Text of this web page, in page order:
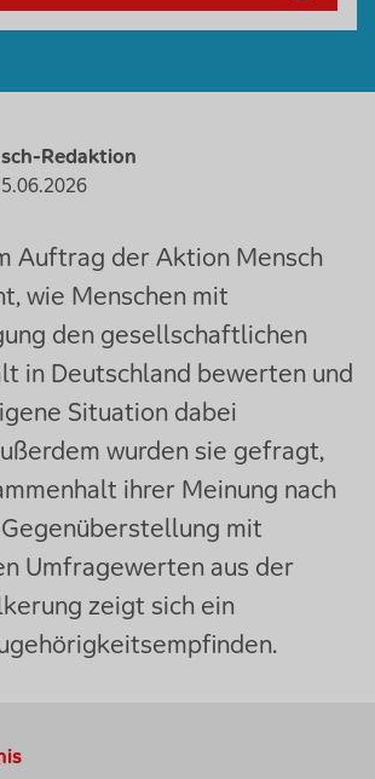
Redaktion
Auftrag der Aktion Mensch
wie Menschen mit
den gesellschaftlichen
in Deutschland bewerten und
Situation dabei
wurden sie gefragt,
ihrer Meinung nach
mit
Umfragewerten aus der
zeigt sich ein